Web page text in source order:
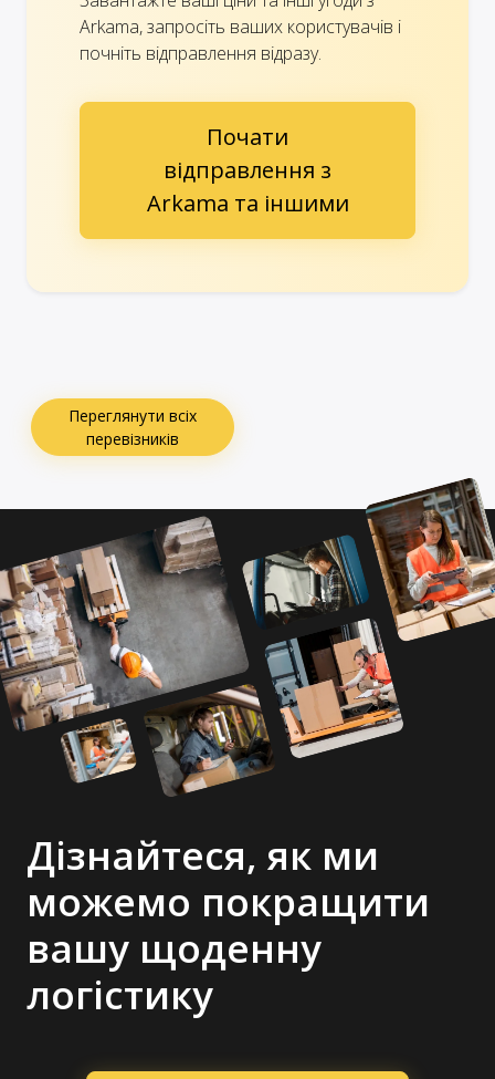
Arkama, запросіть ваших користувачів і
почніть відправлення відразу.
Почати
відправлення з
Arkama та іншими
Переглянути всіх
перевізників
Дізнайтеся, як ми
можемо покращити
вашу щоденну
логістику